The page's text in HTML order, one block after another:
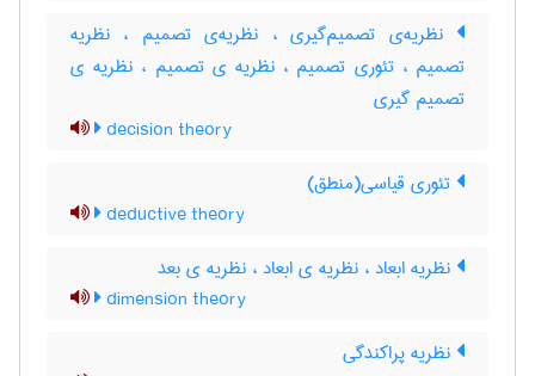
نظریه‌ی تصمیم‌گیری ، نظریه‌ی تصمیم ، نظریه
تصمیم ، تئوری تصمیم ، نظریه ی تصمیم ، نظریه ی
تصمیم گیری
decision theory
تئوری قیاسی(منطق)
deductive theory
نظریه ابعاد ، نظریه ی ابعاد ، ‌نظریه ی بعد
dimension theory
نظریه پراکندگی